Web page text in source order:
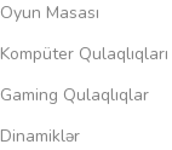
Oyun Masası
Kompüter Qulaqlıqları
Gaming Qulaqlıqlar
Dinamiklər